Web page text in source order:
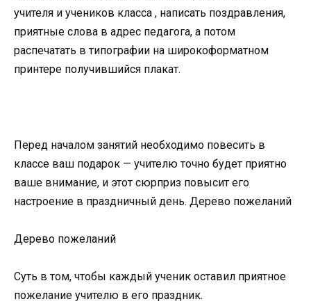
учителя и учеников класса , написать поздравления,
приятные слова в адрес педагога, а потом
распечатать в типографии на широкоформатном
принтере получившийся плакат.
Перед началом занятий необходимо повесить в
классе ваш подарок — учителю точно будет приятно
ваше внимание, и этот сюрприз повысит его
настроение в праздничный день. Дерево пожеланий
Дерево пожеланий
Суть в том, чтобы каждый ученик оставил приятное
пожелание учителю в его праздник.